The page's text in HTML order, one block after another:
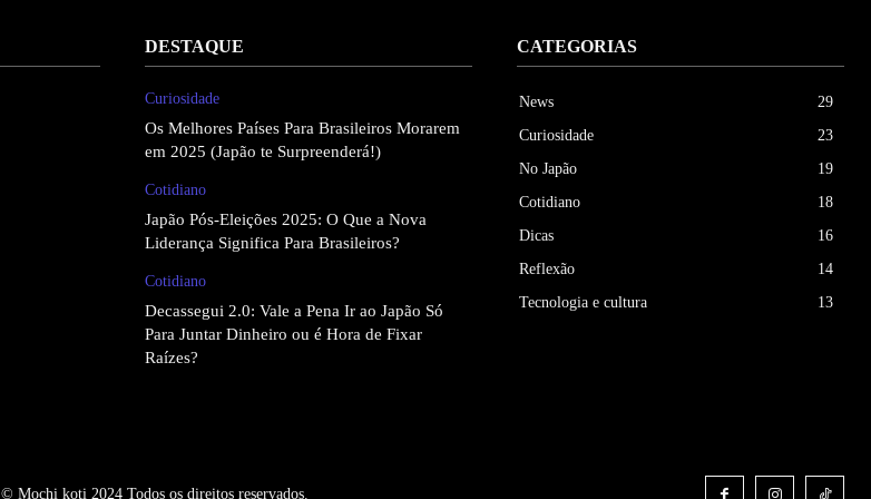
DESTAQUE
Curiosidade
Os Melhores Países Para Brasileiros Morarem
em 2025 (Japão te Surpreenderá!)
Cotidiano
Japão Pós-Eleições 2025: O Que a Nova
Liderança Significa Para Brasileiros?
Cotidiano
Decassegui 2.0: Vale a Pena Ir ao Japão Só
Para Juntar Dinheiro ou é Hora de Fixar
Raízes?
CATEGORIAS
News
29
Curiosidade
23
No Japão
19
Cotidiano
18
Dicas
16
Reflexão
14
Tecnologia e cultura
13
© Mochi koti 2024 Todos os direitos reservados.